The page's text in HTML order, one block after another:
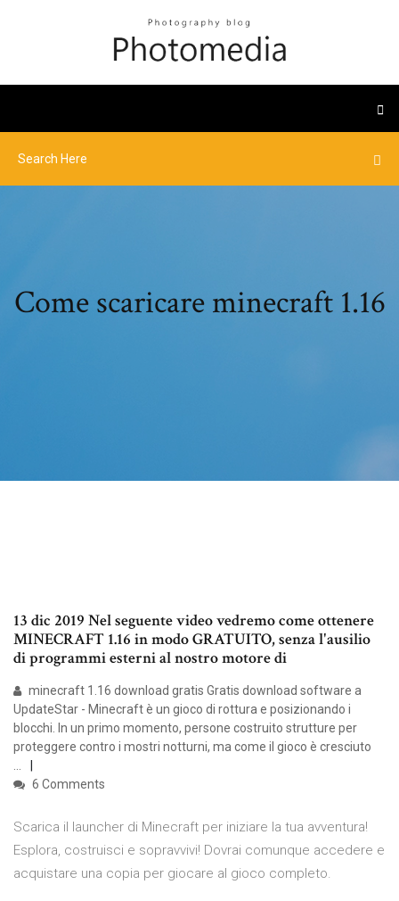
Come scaricare minecraft 1.16
13 dic 2019 Nel seguente video vedremo come ottenere
MINECRAFT 1.16 in modo GRATUITO, senza l'ausilio
di programmi esterni al nostro motore di
minecraft 1.16 download gratis Gratis download software a
UpdateStar - Minecraft è un gioco di rottura e posizionando i
blocchi. In un primo momento, persone costruito strutture per
proteggere contro i mostri notturni, ma come il gioco è cresciuto
…
6 Comments
Scarica il launcher di Minecraft per iniziare la tua avventura!
Esplora, costruisci e sopravvivi! Dovrai comunque accedere e
acquistare una copia per giocare al gioco completo.